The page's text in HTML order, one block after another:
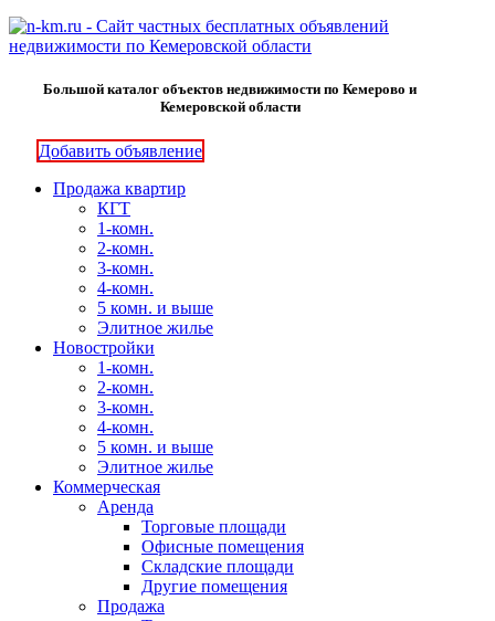
Большой каталог объектов недвижимости по Кемерово и
Кемеровской области
Добавить объявление
Продажа квартир
КГТ
1-комн.
2-комн.
3-комн.
4-комн.
5 комн. и выше
Элитное жилье
Новостройки
1-комн.
2-комн.
3-комн.
4-комн.
5 комн. и выше
Элитное жилье
Коммерческая
Аренда
Торговые площади
Офисные помещения
Складские площади
Другие помещения
Продажа